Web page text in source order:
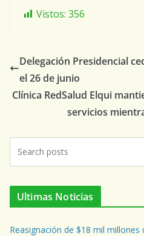
Vistos: 356
Delegación Presidencial
el 26 de junio
Clínica RedSalud Elqui
servicios
Ultimas Noticias
Reasignación de $18 mil millones